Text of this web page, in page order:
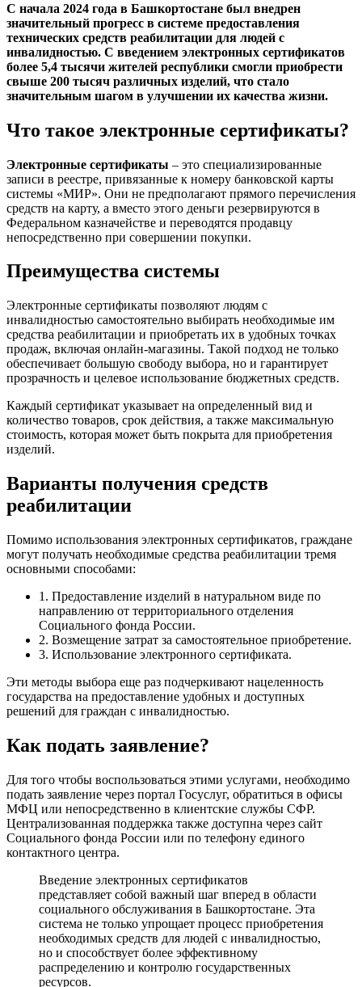
С начала 2024 года в Башкортостане был внедрен
значительный прогресс в системе предоставления
технических средств реабилитации для людей с
инвалидностью. С введением электронных сертификатов
более 5,4 тысячи жителей республики смогли приобрести
свыше 200 тысяч различных изделий, что стало
значительным шагом в улучшении их качества жизни.
Что такое электронные сертификаты?
Электронные сертификаты – это специализированные
записи в реестре, привязанные к номеру банковской карты
системы «МИР». Они не предполагают прямого перечисления
средств на карту, а вместо этого деньги резервируются в
Федеральном казначействе и переводятся продавцу
непосредственно при совершении покупки.
Преимущества системы
Электронные сертификаты позволяют людям с
инвалидностью самостоятельно выбирать необходимые им
средства реабилитации и приобретать их в удобных точках
продаж, включая онлайн-магазины. Такой подход не только
обеспечивает большую свободу выбора, но и гарантирует
прозрачность и целевое использование бюджетных средств.
Каждый сертификат указывает на определенный вид и
количество товаров, срок действия, а также максимальную
стоимость, которая может быть покрыта для приобретения
изделий.
Варианты получения средств
реабилитации
Помимо использования электронных сертификатов, граждане
могут получать необходимые средства реабилитации тремя
основными способами:
1. Предоставление изделий в натуральном виде по
направлению от территориального отделения
Социального фонда России.
2. Возмещение затрат за самостоятельное приобретение.
3. Использование электронного сертификата.
Эти методы выбора еще раз подчеркивают нацеленность
государства на предоставление удобных и доступных
решений для граждан с инвалидностью.
Как подать заявление?
Для того чтобы воспользоваться этими услугами, необходимо
подать заявление через портал Госуслуг, обратиться в офисы
МФЦ или непосредственно в клиентские службы СФР.
Централизованная поддержка также доступна через сайт
Социального фонда России или по телефону единого
контактного центра.
Введение электронных сертификатов
представляет собой важный шаг вперед в области
социального обслуживания в Башкортостане. Эта
система не только упрощает процесс приобретения
необходимых средств для людей с инвалидностью,
но и способствует более эффективному
распределению и контролю государственных
ресурсов.